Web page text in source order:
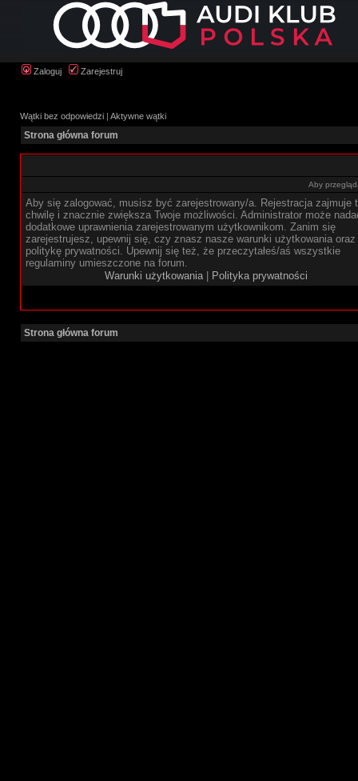
Zaloguj Zarejestruj
Wątki bez odpowiedzi | Aktywne wątki
Strona główna forum
Aby
Aby się zalogować, musisz być zarejestrowany/a. Rejestracja zajmuje
chwilę i znacznie zwiększa Twoje możliwości. Administrator może
dodatkowe uprawnienia zarejestrowanym użytkownikom. Zanim się
zarejestrujesz, upewnij się, czy znasz nasze warunki użytkowania oraz
politykę prywatności. Upewnij się też, że przeczytałeś/aś wszystkie
regulaminy umieszczone na forum.
Warunki użytkowania| Polityka prywatności
Strona główna forum